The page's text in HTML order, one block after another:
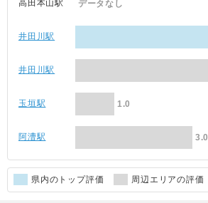
高田本山駅 データなし
井田川駅
井田川駅
玉垣駅 1.0
阿漕駅 3.0
県内のトップ評価 周辺エリアの評価